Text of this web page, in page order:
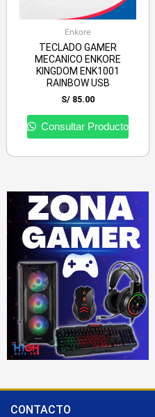
Enkore
TECLADO GAMER
MECANICO ENKORE
KINGDOM ENK1001
RAINBOW USB
S/ 85.00
Consultar Producto
CONTACTO